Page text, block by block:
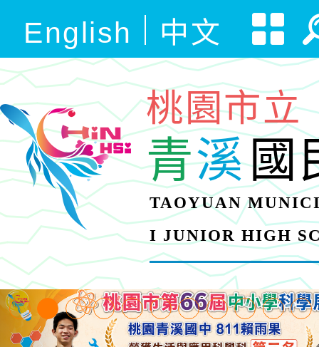
English 中文
桃園市立
青溪國
TAOYUAN
I JUNIOR HIGH